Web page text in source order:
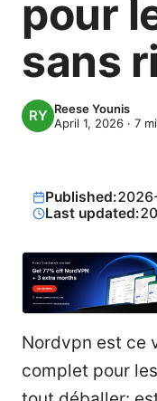
pour
sans
Reese Younis
April 1, 2026 · 7
Published:
Last updated:
Nordvpn est ce
complet pour